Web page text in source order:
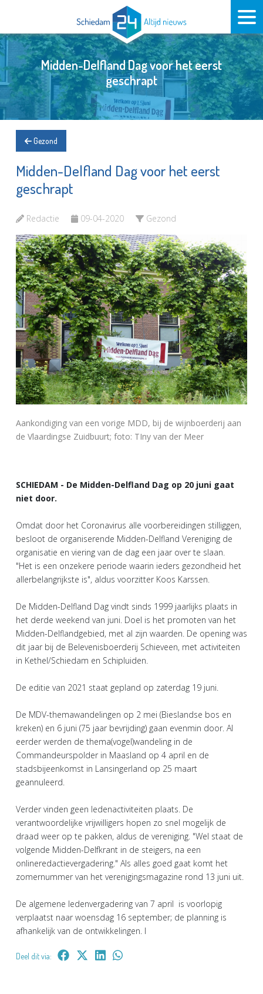
Midden-Delfland Dag voor het eerst
geschrapt
Gezond
Midden-Delfland Dag voor het eerst
geschrapt
Redactie 09-04-2020 Gezond
Aankondiging van een vorige MDD, bij de wijnboerderij aan
de Vlaardingse Zuidbuurt; foto: TIny van der Meer
SCHIEDAM - De Midden-Delfland Dag op 20 juni gaat
niet door.
Omdat door het Coronavirus alle voorbereidingen stilliggen,
besloot de organiserende Midden-Delfland Vereniging de
organisatie en viering van de dag een jaar over te slaan.
"Het is een onzekere periode waarin ieders gezondheid het
allerbelangrijkste is", aldus voorzitter Koos Karssen.
De Midden-Delfland Dag vindt sinds 1999 jaarlijks plaats in
het derde weekend van juni. Doel is het promoten van het
Midden-Delflandgebied, met al zijn waarden. De opening was
dit jaar bij de Belevenisboerderij Schieveen, met activiteiten
in Kethel/Schiedam en Schipluiden.
De editie van 2021 staat gepland op zaterdag 19 juni.
De MDV-themawandelingen op 2 mei (Bieslandse bos en
kreken) en 6 juni (75 jaar bevrijding) gaan evenmin door. Al
eerder werden de thema(vogel)wandeling in de
Commandeurspolder in Maasland op 4 april en de
stadsbijeenkomst in Lansingerland op 25 maart
geannuleerd.
Verder vinden geen ledenactiviteiten plaats. De
verantwoordelijke vrijwilligers hopen zo snel mogelijk de
draad weer op te pakken, aldus de vereniging. "Wel staat de
volgende Midden-Delfkrant in de steigers, na een
onlineredactievergadering." Als alles goed gaat komt het
zomernummer van het verenigingsmagazine rond 13 juni uit.
De algemene ledenvergadering van 7 april is voorlopig
verplaatst naar woensdag 16 september; de planning is
afhankelijk van de ontwikkelingen. l
Deel dit via: